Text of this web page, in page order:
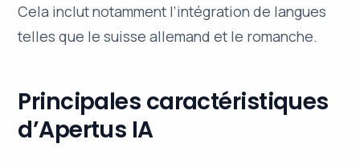
Cela inclut notamment l’intégration de langues
telles que lesuisse allemand et le romanche.
Principales caractéristiques
d’Apertus IA